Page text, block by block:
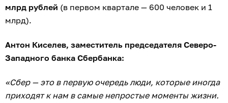
млрд рублей (в первом квартале — 600 человек и 1
млрд).
Антон Киселев, заместитель председателя Северо-
Западного банка Сбербанка:
«Сбер — это в первую очередь люди, которые иногда
приходят к нам в самые непростые моменты жизни.